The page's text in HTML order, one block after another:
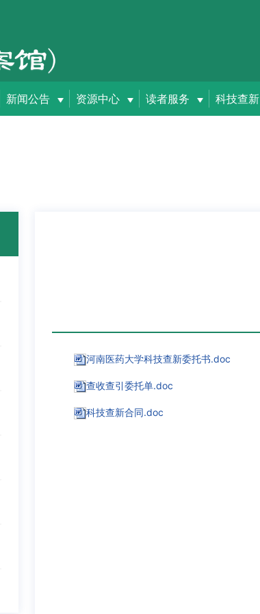
新闻公告 资源中心 读者服务 科技查新
河南医药大学科技查新委托书.doc
查收查引委托单.doc
科技查新合同.doc